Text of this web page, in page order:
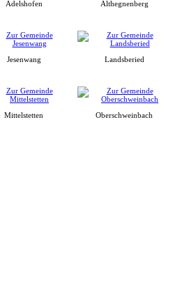
Adelshofen Althegnenberg
Jesenwang Landsberied
Mittelstetten Oberschweinbach